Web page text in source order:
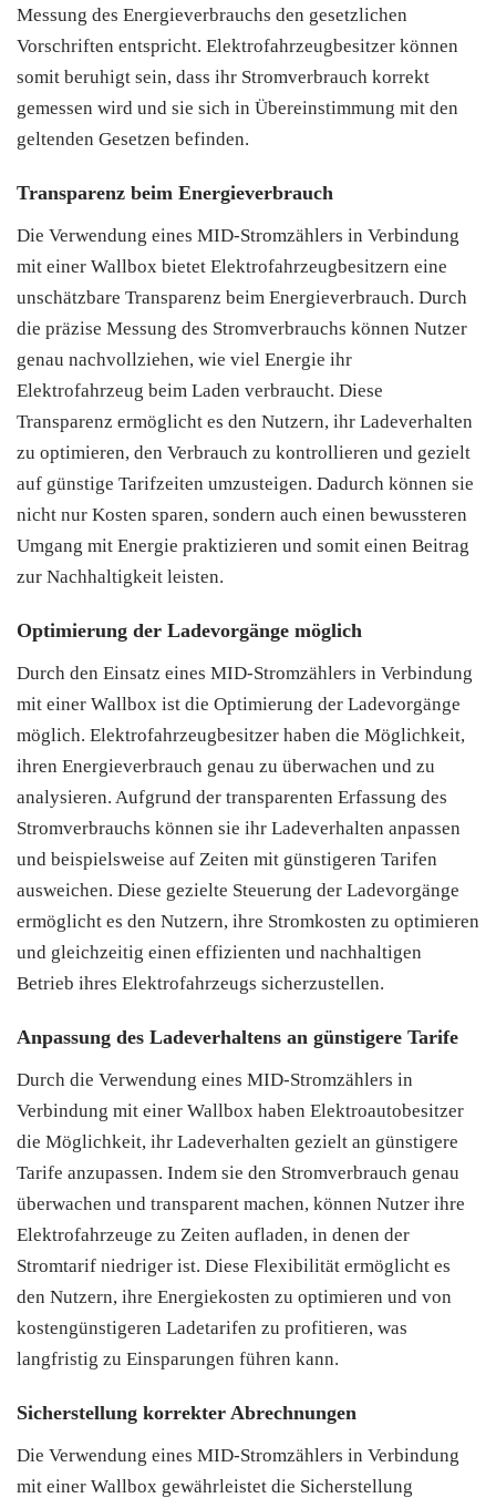
Messung des Energieverbrauchs den gesetzlichen
Vorschriften entspricht. Elektrofahrzeugbesitzer können
somit beruhigt sein, dass ihr Stromverbrauch korrekt
gemessen wird und sie sich in Übereinstimmung mit den
geltenden Gesetzen befinden.
Transparenz beim Energieverbrauch
Die Verwendung eines MID-Stromzählers in Verbindung
mit einer Wallbox bietet Elektrofahrzeugbesitzern eine
unschätzbare Transparenz beim Energieverbrauch. Durch
die präzise Messung des Stromverbrauchs können Nutzer
genau nachvollziehen, wie viel Energie ihr
Elektrofahrzeug beim Laden verbraucht. Diese
Transparenz ermöglicht es den Nutzern, ihr Ladeverhalten
zu optimieren, den Verbrauch zu kontrollieren und gezielt
auf günstige Tarifzeiten umzusteigen. Dadurch können sie
nicht nur Kosten sparen, sondern auch einen bewussteren
Umgang mit Energie praktizieren und somit einen Beitrag
zur Nachhaltigkeit leisten.
Optimierung der Ladevorgänge möglich
Durch den Einsatz eines MID-Stromzählers in Verbindung
mit einer Wallbox ist die Optimierung der Ladevorgänge
möglich. Elektrofahrzeugbesitzer haben die Möglichkeit,
ihren Energieverbrauch genau zu überwachen und zu
analysieren. Aufgrund der transparenten Erfassung des
Stromverbrauchs können sie ihr Ladeverhalten anpassen
und beispielsweise auf Zeiten mit günstigeren Tarifen
ausweichen. Diese gezielte Steuerung der Ladevorgänge
ermöglicht es den Nutzern, ihre Stromkosten zu optimieren
und gleichzeitig einen effizienten und nachhaltigen
Betrieb ihres Elektrofahrzeugs sicherzustellen.
Anpassung des Ladeverhaltens an günstigere Tarife
Durch die Verwendung eines MID-Stromzählers in
Verbindung mit einer Wallbox haben Elektroautobesitzer
die Möglichkeit, ihr Ladeverhalten gezielt an günstigere
Tarife anzupassen. Indem sie den Stromverbrauch genau
überwachen und transparent machen, können Nutzer ihre
Elektrofahrzeuge zu Zeiten aufladen, in denen der
Stromtarif niedriger ist. Diese Flexibilität ermöglicht es
den Nutzern, ihre Energiekosten zu optimieren und von
kostengünstigeren Ladetarifen zu profitieren, was
langfristig zu Einsparungen führen kann.
Sicherstellung korrekter Abrechnungen
Die Verwendung eines MID-Stromzählers in Verbindung
mit einer Wallbox gewährleistet die Sicherstellung